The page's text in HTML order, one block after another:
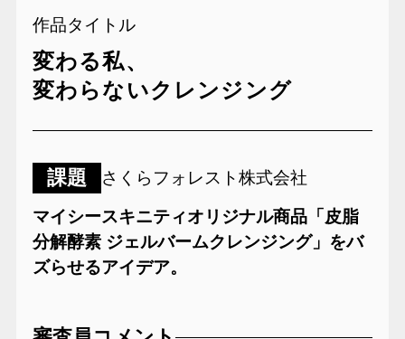
作品タイトル
変わる私、
変わらないクレンジング
課題 さくらフォレスト株式会社
マイシースキニティオリジナル商品「皮脂
分解酵素 ジェルバームクレンジング」をバ
ズらせるアイデア。